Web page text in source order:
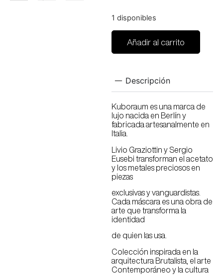
1 disponibles
Añadir al carrito
Descripción
Kuboraum es una marca de
lujo nacida en Berlín y
fabricada artesanalmente en
Italia.
Livio Graziottin y Sergio
Eusebi transforman el acetato
y los metales preciosos en
piezas
exclusivas y vanguardistas.
Cada máscara es una obra de
arte que transforma la
identidad
de quien las usa.
Colección inspirada en la
arquitectura Brutalista, el arte
Contemporáneo y la cultura